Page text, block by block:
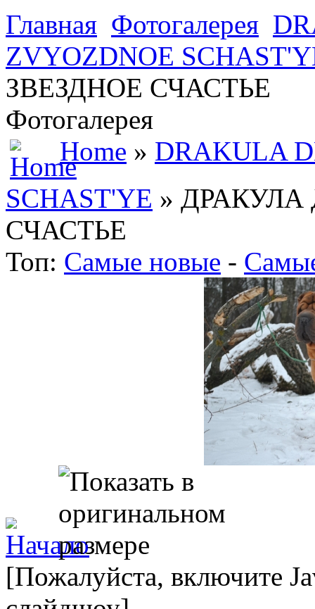
Главная Фотогалерея
ZVYOZDNOE
ЗВЕЗДНОЕ СЧАСТЬЕ
Фотогалерея
Home » DRAKULA
SCHAST'YE » ДРАКУЛА
СЧАСТЬЕ
Топ: Самые новые -
[Пожалуйста, включите